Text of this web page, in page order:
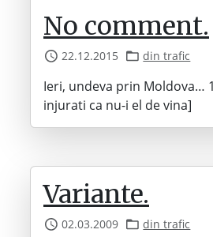
No comment.
22.12.2015 din trafic
Ieri, undeva prin Moldova…
injurati ca nu-i el de vina]
Variante.
02.03.2009 din trafic